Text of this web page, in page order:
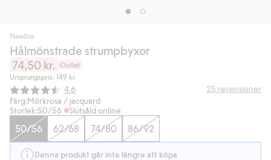
Newbie
Hålmönstrade strumpbyxor
74,50 kr. Outlet
Ursprungspris: 149 kr.
Snittbetyg:
4.6 25 recensioner
Färg:Mörkrosa / jacquard
Storlek:50/56 Slutsåld online
50/56 62/68 74/80 86/92
Denna produkt går inte längre att köpa